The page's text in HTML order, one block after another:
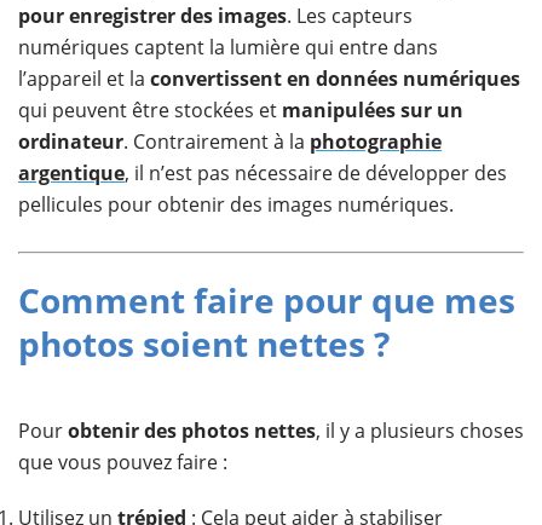
pour enregistrer des images. Les capteurs
numériques captent la lumière qui entre dans
l’appareil et la convertissent en données numériques
qui peuvent être stockées et manipulées sur un
ordinateur. Contrairement à la photographie
argentique, il n’est pas nécessaire de développer des
pellicules pour obtenir des images numériques. ​
Comment faire pour que mes
photos soient nettes ?
Pourobtenir des photos nettes, il y a plusieurs choses
que vous pouvez faire :
Utilisez un trépied : Cela peut aider à stabiliser